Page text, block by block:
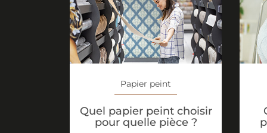
Papier peint
Quel papier peint choisir
pour quelle pièce ?